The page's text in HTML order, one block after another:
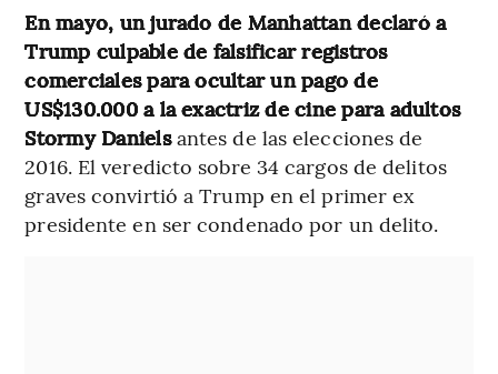
En mayo, un jurado de Manhattan declaró a
Trump culpable de falsificar registros
comerciales para ocultar un pago de
US$130.000 a la exactriz de cine para adultos
Stormy Danielsantes de las elecciones de
2016. El veredicto sobre 34 cargos de delitos
graves convirtió a Trump en el primer ex
presidente en ser condenado por un delito.